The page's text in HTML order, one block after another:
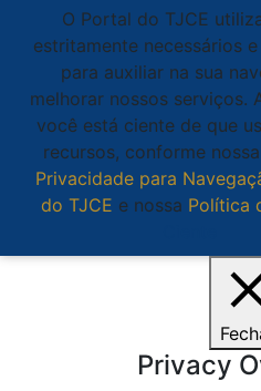
O Portal do TJCE
estritamente necessários
para auxiliar na sua
melhorar nossos serviços.
você está ciente de que
recursos, conforme nossa
Privacidade para
do TJCE e nossa Política
Privacy